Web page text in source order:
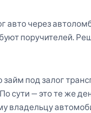
авто через
поручителей.
под залог
сути — это те же
владельцу